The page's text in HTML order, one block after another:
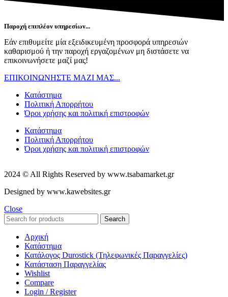
Παροχή επιπλέον υπηρεσίων...
Εάν επιθυμείτε μία εξειδικευμένη προσφορά υπηρεσιών
καθαρισμού ή την παροχή εργαζομένων μη διστάσετε να
επικοινωνήσετε μαζί μας!
ΕΠΙΚΟΙΝΩΝΗΣΤΕ ΜΑΖΙ ΜΑΣ...
Κατάστημα
Πολιτική Απορρήτου
Όροι χρήσης και πολιτική επιστροφών
Κατάστημα
Πολιτική Απορρήτου
Όροι χρήσης και πολιτική επιστροφών
2024 © All Rights Reserved by www.tsabamarket.gr
Designed by www.kawebsites.gr
Close
Search
Αρχική
Κατάστημα
Κατάλογος Durostick (Τηλεφωνικές Παραγγελίες)
Κατάσταση Παραγγελίας
Wishlist
Compare
Login / Register